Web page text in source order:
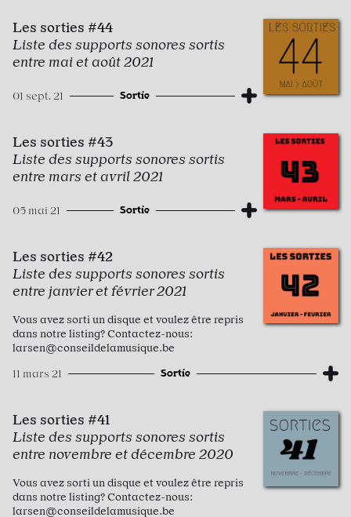
Les sorties #44
Liste des supports sonores sortis
entre mai et août 2021
01 sept. 21 Sortie
Les sorties #43
Liste des supports sonores sortis
entre mars et avril 2021
05 mai 21 Sortie
Les sorties #42
Liste des supports sonores sortis
entre janvier et février 2021
Vous avez sorti un disque et voulez être repris
dans notre listing? Contactez-nous:
larsen@conseildelamusique.be
11 mars 21 Sortie
Les sorties #41
Liste des supports sonores sortis
entre novembre et décembre 2020
Vous avez sorti un disque et voulez être repris
dans notre listing? Contactez-nous:
larsen@conseildelamusique.be